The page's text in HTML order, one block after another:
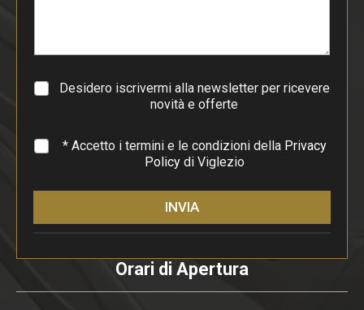
g
a
f
Desidero iscrivermi alla newsletter per ricevere
novità e offerte
* * Accetto i termini e le condizioni della Privacy
Policydi Viglezio
INVIA
Orari di Apertura